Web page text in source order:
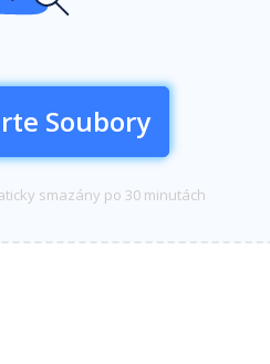
Soubory
smazány po 30 minutách